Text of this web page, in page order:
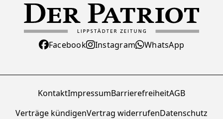
Facebook Instagram WhatsApp
KontaktImpressumBarrierefreiheitAGB
Verträge kündigenVertrag widerrufenDatenschutz